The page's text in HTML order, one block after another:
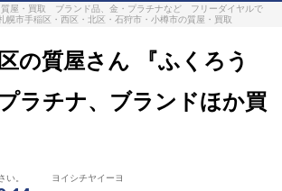
屋・買取 ブランド品、金・プラチナなど フリーダイヤルで
市手稲区・西区・北区・石狩市・小樽市の質屋・買取
の質屋さん 『ふくろう
ラチナ、ブランドほか買
ださい。 ヨイシチヤイーヨ